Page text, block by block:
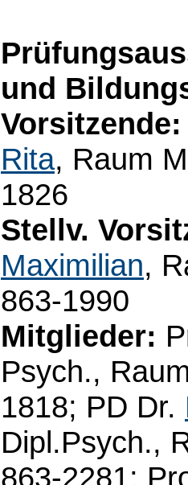
und
Vorsitzende:
Rita, Raum
1826
Stellv.
Maximilian,
863-1990
Mitglieder:
Psych.,
1818; PD Dr.
Dipl.Psych.,
863-2281;